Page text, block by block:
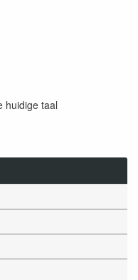
huidige taal